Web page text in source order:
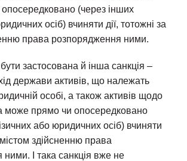
(через інших
осіб) вчиняти дії, тотожні за
права розпорядження ними.
застосована й інша санкція –
держави активів, що належать
особі, а також активів щодо
може прямо чи опосередковано
або юридичних осіб) вчиняти
здійсненню права
І така санкція вже не